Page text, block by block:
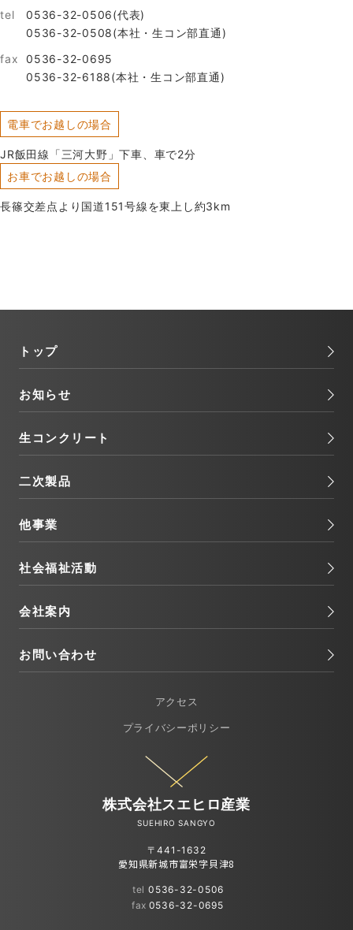
tel
0536-32-0506(代表)
0536-32-0508(本社・生コン部直通)
fax
0536-32-0695
0536-32-6188(本社・生コン部直通)
電車でお越しの場合
JR飯田線「三河大野」下車、車で2分
お車でお越しの場合
長篠交差点より国道151号線を東上し約3km
株式会社スエヒロ産業
SUEHIRO SANGYO
〒441-1632
愛知県新城市富栄字貝津8
tel 0536-32-0506
fax 0536-32-0695
トップ
お知らせ
生コンクリート
二次製品
他事業
社会福祉活動
会社案内
お問い合わせ
アクセス
プライバシーポリシー